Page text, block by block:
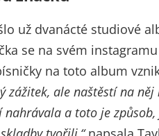
už dvanácté studiové
se na svém
na toto album
zážitek, ale naštěstí na
a toto je